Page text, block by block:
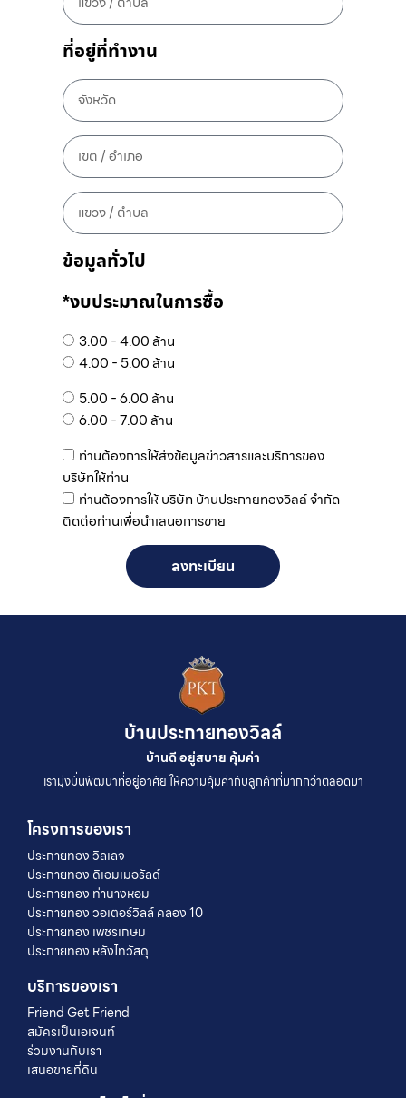
ที่อยู่ที่ทำงาน
ข้อมูลทั่วไป
*งบประมาณในการซื้อ
3.00 - 4.00 ล้าน
4.00 - 5.00 ล้าน
5.00 - 6.00 ล้าน
6.00 - 7.00 ล้าน
ท่านต้องการให้ส่งข้อมูลข่าวสารและบริการของ
บริษัทให้ท่าน
ท่านต้องการให้ บริษัท บ้านประกายทองวิลล์ จำกัด
ติดต่อท่านเพื่อนำเสนอการขาย
ลงทะเบียน
บ้านประกายทองวิลล์
บ้านดี อยู่สบาย คุ้มค่า
เรามุ่งมั่นพัฒนาที่อยู่อาศัย ให้ความคุ้มค่ากับลูกค้าที่มากกว่าตลอดมา
โครงการของเรา
ประกายทอง วิลเลจ
ประกายทอง ดิเอมเมอรัลด์
ประกายทอง ท่านางหอม
ประกายทอง วอเตอร์วิลล์ คลอง 10
ประกายทอง เพชรเกษม
ประกายทอง หลังไทวัสดุ
บริการของเรา
Friend Get Friend
สมัครเป็นเอเจนท์
ร่วมงานกับเรา
เสนอขายที่ดิน